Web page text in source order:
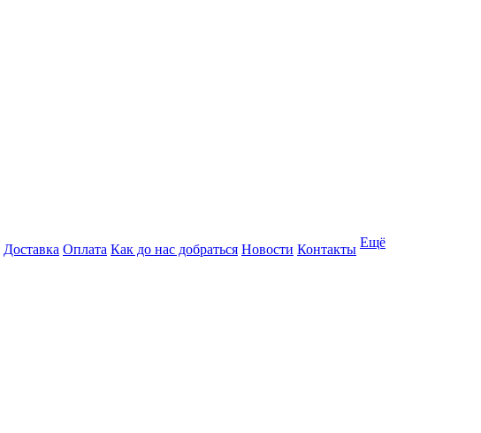
Доставка Оплата Как до нас добраться Новости Контакты Ещё